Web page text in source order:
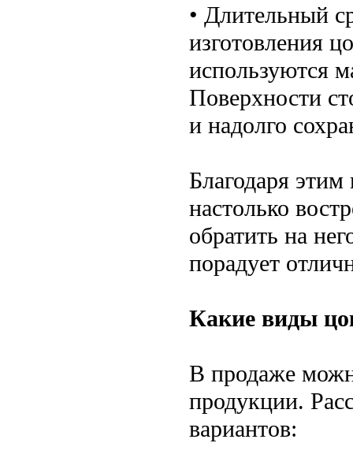
• Длительный
изготовления
используются
Поверхности
и надолго
Благодаря
настолько
обратить на
порадует
Какие виды
В продаже
продукции.
вариантов: